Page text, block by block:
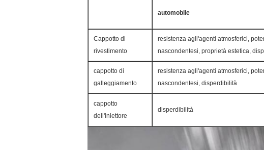
automobile
Cappotto di
rivestimento
resistenza agli'agenti atmosferici,
nascondentesi, proprietà estetica,
cappotto di
galleggiamento
resistenza agli'agenti atmosferici,
nascondentesi, disperdibilità
cappotto
dell'iniettore
disperdibilità